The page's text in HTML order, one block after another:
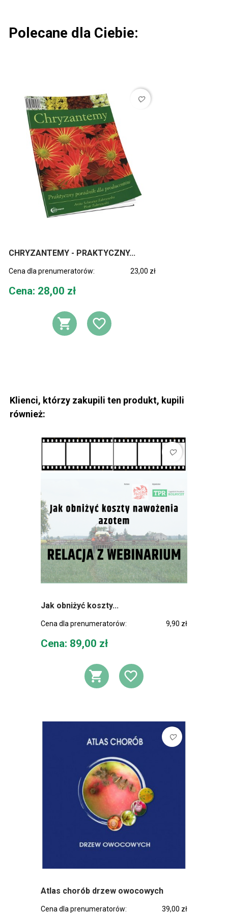
Polecane dla Ciebie:
favorite_border
CHRYZANTEMY - PRAKTYCZNY...
Cena dla prenumeratorów: 23,00 zł
Cena
Cena: 28,00 zł
DODAJ DO KOSZYKA
DODAJ DO
Klienci, którzy zakupili ten produkt, kupili
również:
favorite_border
Jak obniżyć koszty...
Cena dla prenumeratorów: 9,90 zł
Cena
Cena: 89,00 zł
DODAJ DO
DODAJ DO
favorite_border
Atlas chorób drzew owocowych
Cena dla prenumeratorów: 39,00 zł